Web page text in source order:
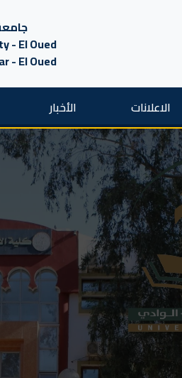
- El Oued
- El Oued
الاعلانات الأخبار